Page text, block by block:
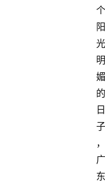
个
阳
光
明
媚
的
日
子
，
广
东